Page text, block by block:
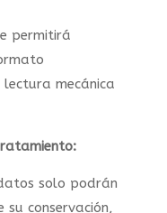
permitirá
mecánica
solo podrán
conservación,